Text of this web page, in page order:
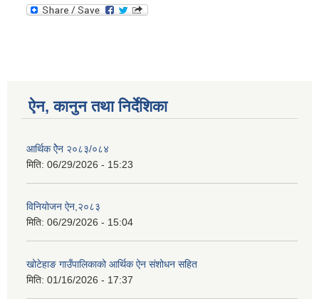
ऐन, कानुन तथा निर्देशिका
आर्थिक ऐेन २०८३/०८४
मिति: 06/29/2026 - 15:23
विनियोजन ऐन,२०८३
मिति: 06/29/2026 - 15:04
खोटेहाङ गाउँपालिकाको आर्थिक ऐन संशोधन सहित
मिति: 01/16/2026 - 17:37